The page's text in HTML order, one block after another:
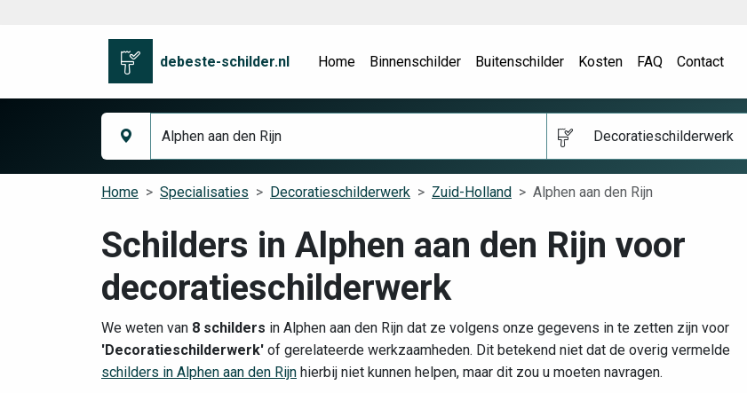
debeste-schilder.nl Home Binnenschilder Buitenschilder Kosten FAQ Contact
Decoratieschilderwerk
Home Specialisaties Decoratieschilderwerk Zuid-Holland Alphen aan den Rijn
Schilders in Alphen aan den Rijn voor
decoratieschilderwerk
We weten van 8 schilders in Alphen aan den Rijn dat ze volgens onze gegevens in te zetten zijn voor
'Decoratieschilderwerk' of gerelateerde werkzaamheden. Dit betekend niet dat de overig vermelde
schilders in Alphen aan den Rijn hierbij niet kunnen helpen, maar dit zou u moeten navragen.